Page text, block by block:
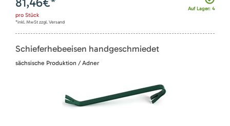
Auf Lager: 4
pro Stück
*inkl. MwSt zzgl. Versand
Schieferhebeeisen handgeschmiedet
sächsische Produktion / Adner